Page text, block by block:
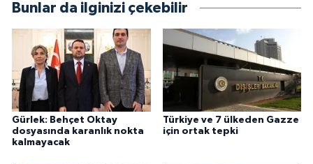
Bunlar da ilginizi çekebilir
Gürlek: Behçet Oktay
dosyasında karanlık nokta
kalmayacak
Türkiye ve 7 ülkeden Gazze
için ortak tepki